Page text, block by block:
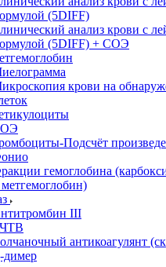
(5DIFF)
анализ крови с
(5DIFF) + СОЭ
крови на
Подсчёт
гемоглобина
III
антикоагулянт
димер